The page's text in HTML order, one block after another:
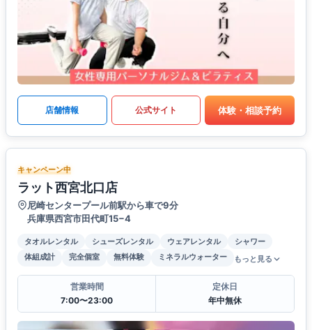
店舗情報 公式サイト 体験・相談予約
キャンペーン中
ラット西宮北口店
尼崎センタープール前駅から車で9分
兵庫県西宮市田代町15−4
タオルレンタル シューズレンタル ウェアレンタル
シャワー
体組成計
完全個室 無料体験 ミネラルウォーター もっと見る
営業時間
7:00〜23:00
定休日
年中無休